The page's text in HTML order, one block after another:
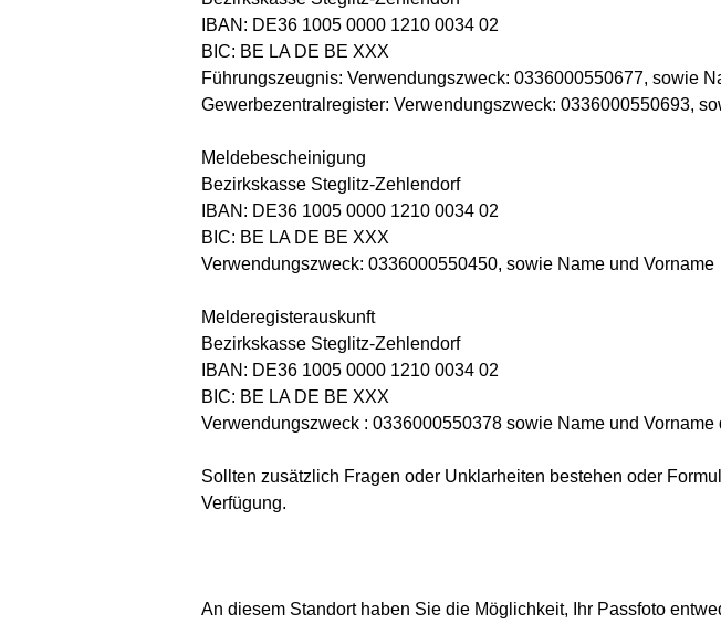
IBAN: DE36 1005 0000 1210 0034 02
BIC: BE LA DE BE XXX
Führungszeugnis: Verwendungszweck: 0336000550677, sowie
Gewerbezentralregister: Verwendungszweck: 0336000550693,
Meldebescheinigung
Bezirkskasse Steglitz-Zehlendorf
IBAN: DE36 1005 0000 1210 0034 02
BIC: BE LA DE BE XXX
Verwendungszweck: 0336000550450, sowie Name und Vorname
Melderegisterauskunft
Bezirkskasse Steglitz-Zehlendorf
IBAN: DE36 1005 0000 1210 0034 02
BIC: BE LA DE BE XXX
Verwendungszweck : 0336000550378 sowie Name und Vorname
Sollten zusätzlich Fragen oder Unklarheiten bestehen oder
Verfügung.
An diesem Standort haben Sie die Möglichkeit, Ihr Passfoto